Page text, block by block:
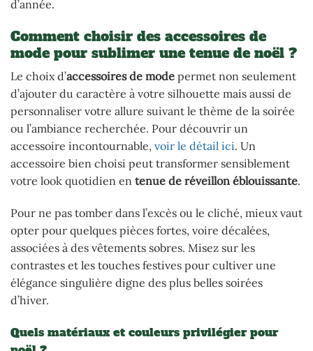
d’année.
Comment choisir des accessoires de
mode pour sublimer une tenue de noël ?
Le choix d’accessoires de mode permet non seulement
d’ajouter du caractère à votre silhouette mais aussi de
personnaliser votre allure suivant le thème de la soirée
ou l’ambiance recherchée. Pour découvrir un
accessoire incontournable, voir le détail ici. Un
accessoire bien choisi peut transformer sensiblement
votre look quotidien en tenue de réveillon éblouissante.
Pour ne pas tomber dans l’excès ou le cliché, mieux vaut
opter pour quelques pièces fortes, voire décalées,
associées à des vêtements sobres. Misez sur les
contrastes et les touches festives pour cultiver une
élégance singulière digne des plus belles soirées
d’hiver.
Quels matériaux et couleurs privilégier pour